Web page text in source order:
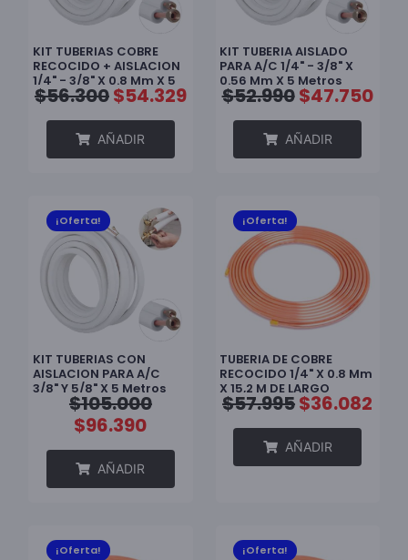
KIT TUBERIAS COBRE
RECOCIDO + AISLACION
1/4" - 3/8" X 0.8 Mm X 5
M DE LARGO
$56.300$54.329
AÑADIR
KIT TUBERIA AISLADO
PARA A/C 1/4" - 3/8" X
0.56 Mm X 5 Metros
$52.990$47.750
AÑADIR
KIT TUBERIAS CON
AISLACION PARA A/C
3/8" Y 5/8" X 5 Metros
ALTA PRESION
¡Oferta!
$105.000
$96.390
AÑADIR
TUBERIA DE COBRE
RECOCIDO 1/4" X 0.8 Mm
X 15,2 M DE LARGO
¡Oferta!
$57.995$36.082
AÑADIR
¡Oferta! ¡Oferta!